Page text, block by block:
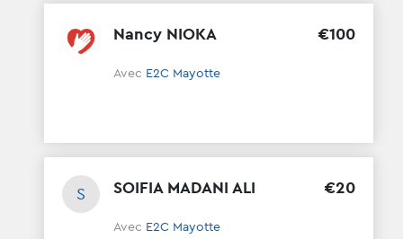
Nancy NIOKA €100
Avec E2C Mayotte
S SOIFIA MADANI ALI €20
Avec E2C Mayotte